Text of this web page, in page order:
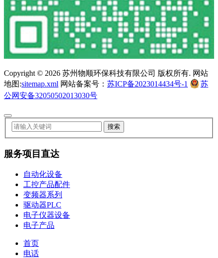
Copyright © 2026 苏州物顺环保科技有限公司 版权所有. 网站
地图:sitemap.xml 网站备案号： 苏ICP备2023014434号-1
苏
公网安备32050502013030号
服务项目直达
自动化设备
工控产品配件
变频器系列
驱动器PLC
电子仪器设备
电子产品
首页
电话